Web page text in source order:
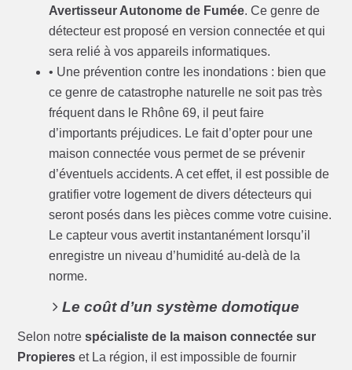
Avertisseur Autonome de Fumée. Ce genre de
détecteur est proposé en version connectée et qui
sera relié à vos appareils informatiques.
• Une prévention contre les inondations : bien que
ce genre de catastrophe naturelle ne soit pas très
fréquent dans le Rhône 69, il peut faire
d’importants préjudices. Le fait d’opter pour une
maison connectée vous permet de se prévenir
d’éventuels accidents. A cet effet, il est possible de
gratifier votre logement de divers détecteurs qui
seront posés dans les pièces comme votre cuisine.
Le capteur vous avertit instantanément lorsqu’il
enregistre un niveau d’humidité au-delà de la
norme.
Le coût d’un système domotique
Selon notrespécialiste de la maison connectée sur
Propieres et La région, il est impossible de fournir